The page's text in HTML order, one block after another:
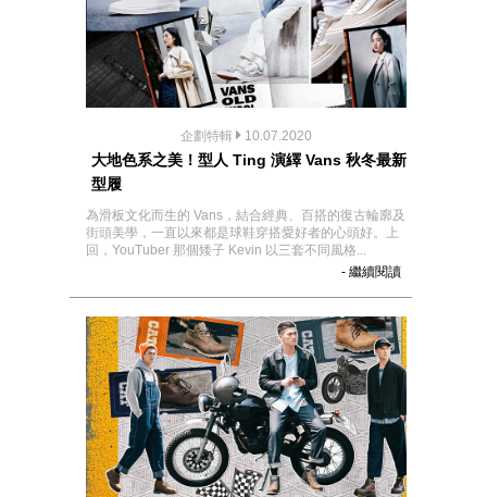
企劃特輯 10.07.2020
大地色系之美！型人 Ting 演繹 Vans 秋冬最新
型履
為滑板文化而生的 Vans，結合經典、百搭的復古輪廓及
街頭美學，一直以來都是球鞋穿搭愛好者的心頭好。上
回，YouTuber 那個矮子 Kevin 以三套不同風格...
- 繼續閱讀